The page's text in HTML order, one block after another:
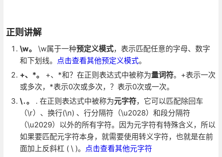
正则讲解
\w。 \w属于一种预定义模式，表示匹配任意的字母、数字
和下划线。
点击查看其他预定义模式。
+、*。
+、*和？在正则表达式中被称为量词符。+表示一次
或多次，*表示0次或多次，？表示0次或一次。
\. 。
. 在正则表达式中被称为元字符，它可以匹配除回车
（\r）、换行(\n) 、行分隔符（\u2028）和段分隔符
（\u2029）以外的所有字符。因为元字符有特殊含义，所以
如果要匹配元字符本身，就需要使用转义字符，也就是在前
面加上反斜杠 ( \ )。
点击查看其他元字符